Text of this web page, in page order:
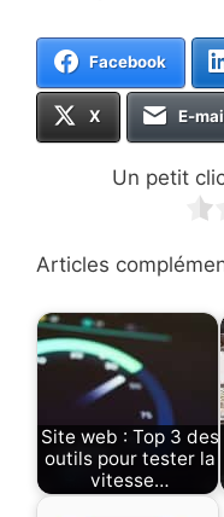
Facebook
X E-
Un petit
Articles
Site web : Top 3 des
outils pour tester la
vitesse…